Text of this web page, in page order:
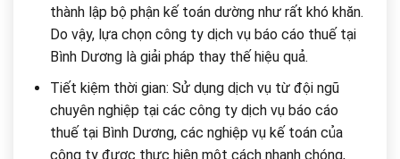
thành lập bộ phận kế toán dường như rất khó khăn.
Do vậy, lựa chọn công ty dịch vụ báo cáo thuế tại
Bình Dương là giải pháp thay thế hiệu quả.
Tiết kiệm thời gian: Sử dụng dịch vụ từ đội ngũ
chuyên nghiệp tại các công ty dịch vụ báo cáo
thuế tại Bình Dương, các nghiệp vụ kế toán của
công ty được thực hiện một cách nhanh chóng,